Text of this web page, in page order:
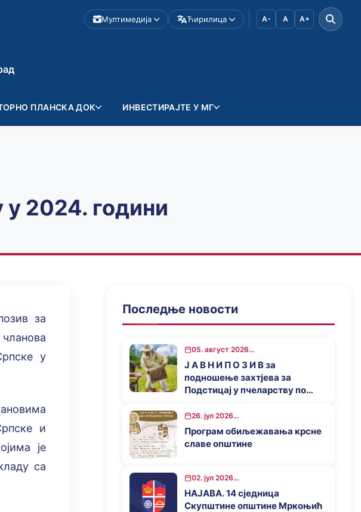
Мултимедија Ћирилица A- A A+
ПЛАНСКА ДОК ИНВЕСТИРАЈТЕ У МГ
у 2024. години
за
у
и
је
са
Последње новости
05. август 2026...
Ј А В Н И П О З И В за
подношење захтјева за
Подстицај у пчеларству по
привредног развоја општине
Мркоњић Град у 2026. години
26. јул 2026...
Програм обиљежавања крсне
славе општине
02. јул 2026...
НАЈАВА. 14 сједница
Скупштине општине Мркоњић